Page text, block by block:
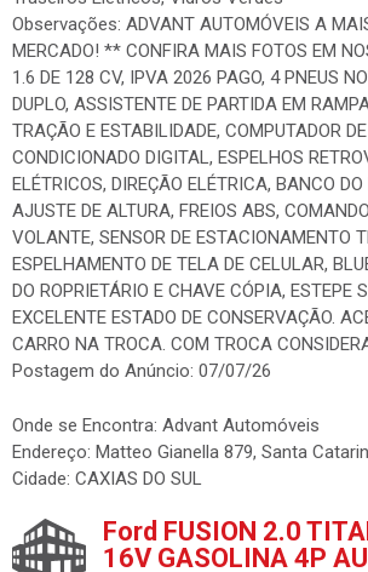
Observações: ADVANT AUTOMÓVEIS A
MERCADO! ** CONFIRA MAIS FOTOS EM
1.6 DE 128 CV, IPVA 2026 PAGO, 4 PNEUS
DUPLO, ASSISTENTE DE PARTIDA EM
TRAÇÃO E ESTABILIDADE, COMPUTADOR
CONDICIONADO DIGITAL, ESPELHOS
ELÉTRICOS, DIREÇÃO ELÉTRICA, BANCO
AJUSTE DE ALTURA, FREIOS ABS,
VOLANTE, SENSOR DE ESTACIONAMENTO
ESPELHAMENTO DE TELA DE CELULAR,
DO ROPRIETÁRIO E CHAVE CÓPIA, ESTEPE
EXCELENTE ESTADO DE CONSERVAÇÃO.
CARRO NA TROCA. COM TROCA
Postagem do Anúncio: 07/07/26
Onde se Encontra: Advant Automóveis
Endereço: Matteo Gianella 879, Santa
Cidade: CAXIAS DO SUL
Ford FUSION 2.0
16V GASOLINA 4P